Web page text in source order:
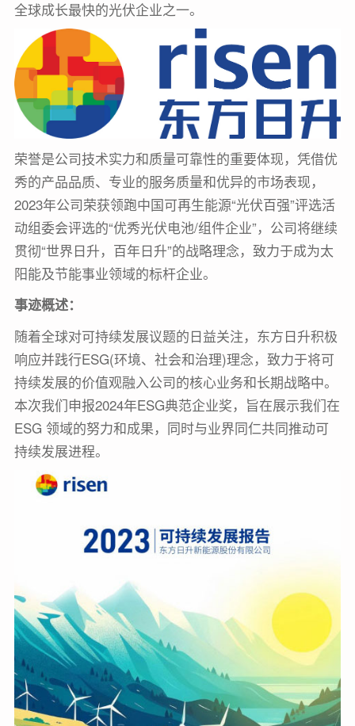
全球成长最快的光伏企业之一。
荣誉是公司技术实力和质量可靠性的重要体现，凭借优
秀的产品品质、专业的服务质量和优异的市场表现，
2023年公司荣获领跑中国可再生能源“光伏百强”评选活
动组委会评选的“优秀光伏电池/组件企业”，公司将继续
贯彻“世界日升，百年日升”的战略理念，致力于成为太
阳能及节能事业领域的标杆企业。
事迹概述：
随着全球对可持续发展议题的日益关注，东方日升积极
响应并践行ESG(环境、社会和治理)理念，致力于将可
持续发展的价值观融入公司的核心业务和长期战略中。
本次我们申报2024年ESG典范企业奖，旨在展示我们在
ESG 领域的努力和成果，同时与业界同仁共同推动可
持续发展进程。